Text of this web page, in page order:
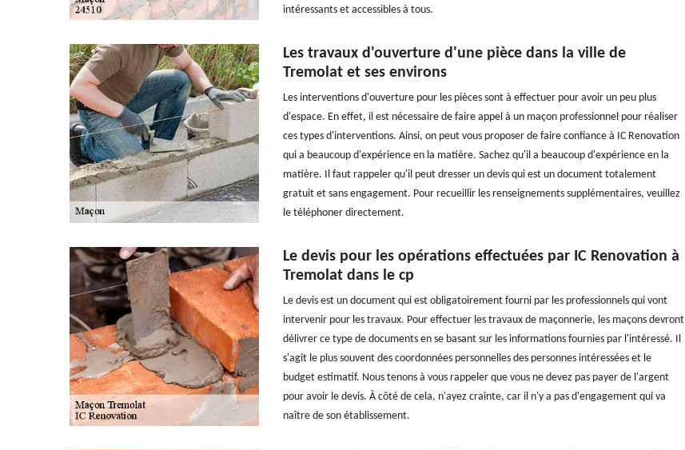
intéressants et accessibles à tous.
Les travaux d'ouverture d'une pièce dans la ville de
Tremolat et ses environs
Les interventions d'ouverture pour les pièces sont à effectuer pour avoir un peu plus
d'espace. En effet, il est nécessaire de faire appel à un maçon professionnel pour réaliser
ces types d'interventions. Ainsi, on peut vous proposer de faire confiance à IC Renovation
qui a beaucoup d'expérience en la matière. Sachez qu'il a beaucoup d'expérience en la
matière. Il faut rappeler qu'il peut dresser un devis qui est un document totalement
gratuit et sans engagement. Pour recueillir les renseignements supplémentaires, veuillez
le téléphoner directement.
Le devis pour les opérations effectuées par IC Renovation à
Tremolat dans le cp
Le devis est un document qui est obligatoirement fourni par les professionnels qui vont
intervenir pour les travaux. Pour effectuer les travaux de maçonnerie, les maçons devront
délivrer ce type de documents en se basant sur les informations fournies par l'intéressé. Il
s'agit le plus souvent des coordonnées personnelles des personnes intéressées et le
budget estimatif. Nous tenons à vous rappeler que vous ne devez pas payer de l'argent
pour avoir le devis. À côté de cela, n'ayez crainte, car il n'y a pas d'engagement qui va
naître de son établissement.